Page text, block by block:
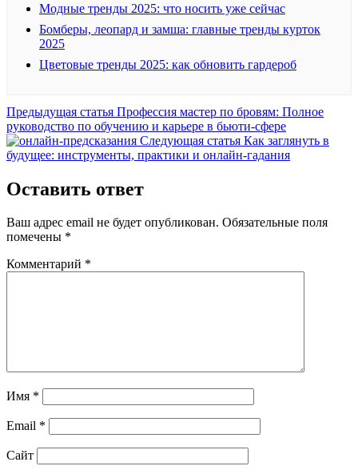
Модные тренды 2025: что носить уже сейчас
Бомберы, леопард и замша: главные тренды курток
2025
Цветовые тренды 2025: как обновить гардероб
Предыдущая статья Предыдущая
запись:
Профессия мастер по бровям: Полное
руководство по обучению и карьере в бьюти-сфере
Следующая статья Следующая
запись:
Как заглянуть в
будущее: инструменты, практики и онлайн-гадания
Оставить ответ
Ваш адрес email не будет опубликован. Обязательные поля
помечены *
Комментарий *
Имя *
Email *
Сайт